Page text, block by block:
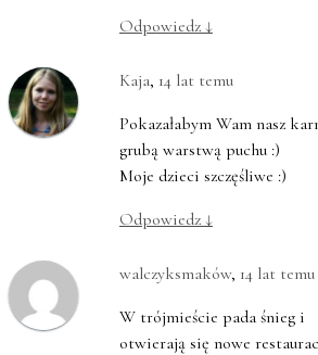
Odpowiedz ↓
Kaja, 14 lat temu
Pokazałabym Wam nasz
grubą warstwą puchu :)
Moje dzieci szczęśliwe :)
Odpowiedz ↓
walczyksmaków, 14 lat temu
W trójmieście pada śnieg i
otwierają się nowe